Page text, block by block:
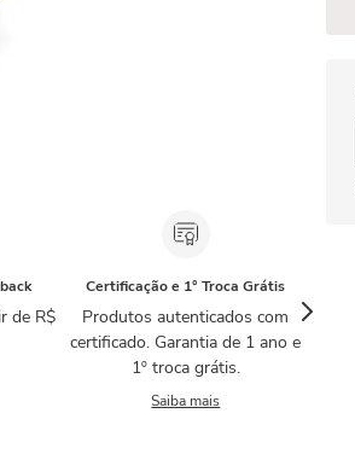
de R$
Certificação e 1° Troca Grátis
Produtos autenticados com
certificado. Garantia de 1 ano e
1º troca grátis.
Saiba mais